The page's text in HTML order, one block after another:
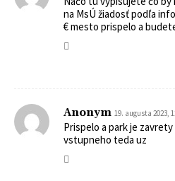
na MsÚ žiadosť podľa
€ mesto prispelo a
Anonym 19. augusta 2023,
Prispelo a park je
vstupneho teda uz